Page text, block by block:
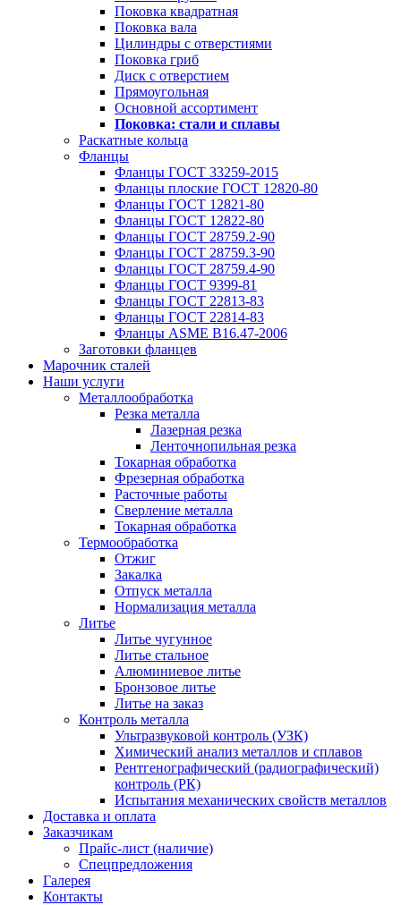
Поковка квадратная
Поковка вала
Цилиндры с отверстиями
Поковка гриб
Диск с отверстием
Прямоугольная
Основной ассортимент
Поковка: cтали и сплавы
Раскатные кольца
Фланцы
Фланцы ГОСТ 33259-2015
Фланцы плоские ГОСТ 12820-80
Фланцы ГОСТ 12821-80
Фланцы ГОСТ 12822-80
Фланцы ГОСТ 28759.2-90
Фланцы ГОСТ 28759.3-90
Фланцы ГОСТ 28759.4-90
Фланцы ГОСТ 9399-81
Фланцы ГОСТ 22813-83
Фланцы ГОСТ 22814-83
Фланцы ASME B16.47-2006
Заготовки фланцев
Марочник сталей
Наши услуги
Металлообработка
Резка металла
Лазерная резка
Ленточнопильная резка
Токарная обработка
Фрезерная обработка
Расточные работы
Сверление металла
Токарная обработка
Термообработка
Отжиг
Закалка
Отпуск металла
Нормализация металла
Литье
Литье чугунное
Литье стальное
Алюминиевое литье
Бронзовое литье
Литье на заказ
Контроль металла
Ультразвуковой контроль (УЗК)
Химический анализ металлов и сплавов
Рентгенографический (радиографический)
контроль (РК)
Испытания механических свойств металлов
Доставка и оплата
Заказчикам
Прайс-лист (наличие)
Спецпредложения
Галерея
Контакты